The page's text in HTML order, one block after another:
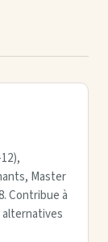
Master
Contribue à
alternatives